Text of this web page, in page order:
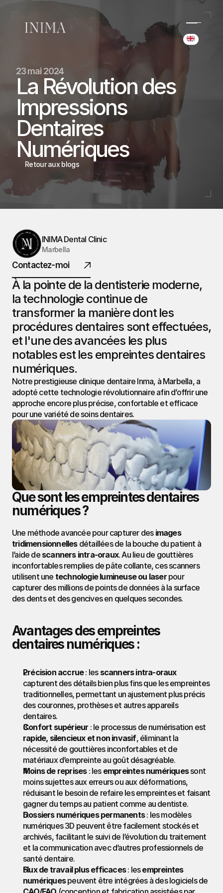
Select
hello@inima.dental
Instagram
Home
Home
Cases
Cases
Team
Team
Services
Services
Blog
Blog
Réservation
INIMA
DENTAL.
@ 2026 Tous droits réservés
23 mai 2024
La Révolution des
Impressions
Dentaires
Numériques
Retour aux blogs
INIMA Dental Clinic
Marbella
Contactez-moi
À la pointe de la dentisterie moderne,
la technologie continue de
transformer la manière dont les
procédures dentaires sont effectuées,
et l'une des avancées les plus
notables est les empreintes dentaires
numériques.
Notre prestigieuse clinique dentaire Inma, à Marbella, a
adopté cette technologie révolutionnaire afin d’offrir une
approche encore plus précise, confortable et efficace
pour une variété de soins dentaires.
Que sont les empreintes dentaires
numériques ?
Une méthode avancée pour capturer des images
tridimensionnelles détaillées de la bouche du patient à
l’aide de scanners intra-oraux. Au lieu de gouttières
inconfortables remplies de pâte collante, ces scanners
utilisent une technologie lumineuse ou laser pour
capturer des millions de points de données à la surface
des dents et des gencives en quelques secondes.
Avantages des empreintes
dentaires numériques :
Précision accrue : les scanners intra-oraux
capturent des détails bien plus fins que les empreintes
traditionnelles, permettant un ajustement plus précis
des couronnes, prothèses et autres appareils
dentaires.
Confort supérieur
: le processus de numérisation est
rapide, silencieux et non invasif, éliminant la
nécessité de gouttières inconfortables et de
matériaux d’empreinte au goût désagréable.
Moins de reprises : les empreintes numériques sont
moins sujettes aux erreurs ou aux déformations,
réduisant le besoin de refaire les empreintes et faisant
gagner du temps au patient comme au dentiste.
Dossiers numériques permanents : les modèles
numériques 3D peuvent être facilement stockés et
archivés, facilitant le suivi de l’évolution du traitement
et la communication avec d’autres professionnels de
santé dentaire.
Flux de travail plus efficaces : les empreintes
numériques